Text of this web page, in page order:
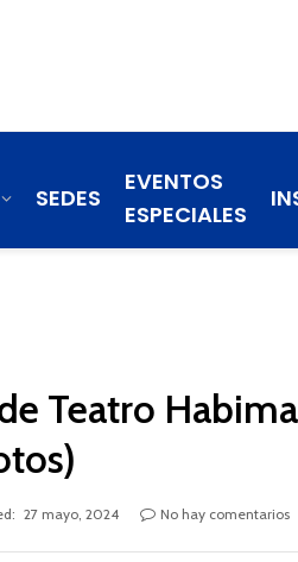
SEDES
EVENTOS
ESPECIALES
Teatro
27 mayo, 2024 No hay comentarios